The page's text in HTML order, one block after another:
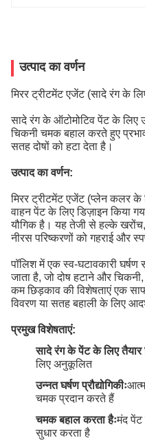
उत्पाद का वर्णन
मिरर ट्रीटमेंट एजेंट (सादे रंग के
सादे रंग के ऑटोमोटिव पेंट के लिए
चिकनी चमक बहाल करते हुए
सतह दोषों को हटा देता है।
उत्पाद का वर्णन:
मिरर ट्रीटमेंट एजेंट (प्लेन कलर
वाहन पेंट के लिए डिज़ाइन किया
यौगिक है। यह तेजी से हल्के
नीरस परिष्करणों को गहराई और
पॉलिश में एक स्व-घटावकारी
जाता है, जो दोष हटाने और
कम छिड़काव की विशेषताएं एक
विवरण या सतह बहाली के लिए
प्रमुख विशेषताएं:
सादे रंग के पेंट के लिए तैयार
लिए अनुकूलित
उन्नत घर्षण प्रौद्योगिकीः
चमक प्रदान करते हैं
चमक बहाल करता हैःमंद
सुधार करता है